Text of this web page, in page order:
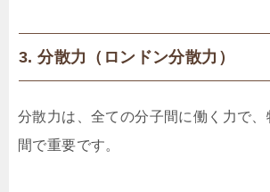
3. 分散力（ロンドン分散力）
分散力は、全ての分子間に働く力で、
間で重要です。